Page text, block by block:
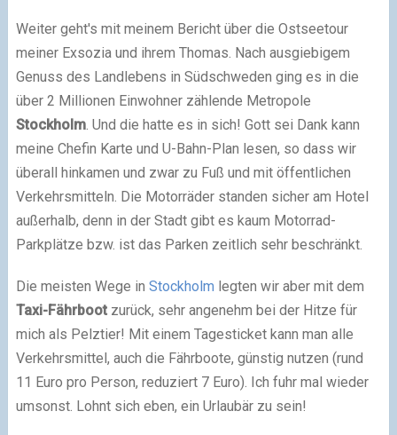
Weiter geht's mit meinem Bericht über die Ostseetour
meiner Exsozia und ihrem Thomas. Nach ausgiebigem
Genuss des Landlebens in Südschweden ging es in die
über 2 Millionen Einwohner zählende Metropole
Stockholm. Und die hatte es in sich! Gott sei Dank kann
meine Chefin Karte und U-Bahn-Plan lesen, so dass wir
überall hinkamen und zwar zu Fuß und mit öffentlichen
Verkehrsmitteln. Die Motorräder standen sicher am Hotel
außerhalb, denn in der Stadt gibt es kaum Motorrad-
Parkplätze bzw. ist das Parken zeitlich sehr beschränkt.
Die meisten Wege in Stockholm legten wir aber mit dem
Taxi-Fährbootzurück, sehr angenehm bei der Hitze für
mich als Pelztier! Mit einem Tagesticket kann man alle
Verkehrsmittel, auch die Fährboote, günstig nutzen (rund
11 Euro pro Person, reduziert 7 Euro). Ich fuhr mal wieder
umsonst. Lohnt sich eben, ein Urlaubär zu sein!